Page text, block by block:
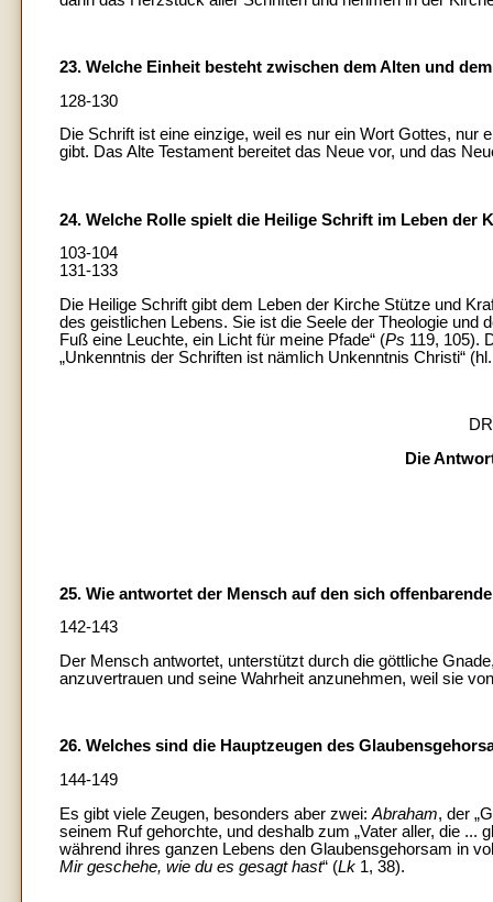
23. Welche Einheit besteht zwischen dem Alten und
128-130
Die Schrift ist eine einzige, weil es nur ein Wort Gottes, nur
gibt. Das Alte Testament bereitet das Neue vor, und das
24. Welche Rolle spielt die Heilige Schrift im Leben der
103-104
131-133
Die Heilige Schrift gibt dem Leben der Kirche Stütze und
des geistlichen Lebens. Sie ist die Seele der Theologie und
Fuß eine Leuchte, ein Licht für meine Pfade“ (Ps 119, 105).
„Unkenntnis der Schriften ist nämlich Unkenntnis Christi“
Die
25. Wie antwortet der Mensch auf den sich
142-143
Der Mensch antwortet, unterstützt durch die göttliche
anzuvertrauen und seine Wahrheit anzunehmen, weil sie
26. Welches sind die Hauptzeugen des
144-149
Es gibt viele Zeugen, besonders aber zwei: Abraham, der
seinem Ruf gehorchte, und deshalb zum „Vater aller, die ...
während ihres ganzen Lebens den Glaubensgehorsam in
Mir geschehe, wie du es gesagt hast“ (Lk 1, 38).